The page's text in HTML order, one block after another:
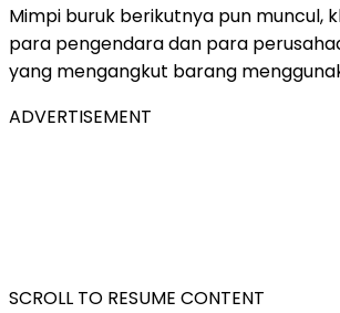
Mimpi buruk berikutnya pun muncul,
para pengendara dan para
yang mengangkut barang
ADVERTISEMENT
SCROLL TO RESUME CONTENT